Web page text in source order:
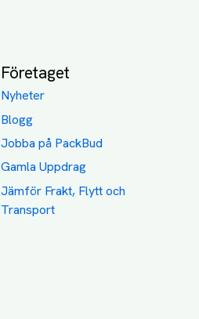
Företaget
Nyheter
Blogg
Jobba på PackBud
Gamla Uppdrag
Jämför Frakt, Flytt och
Transport